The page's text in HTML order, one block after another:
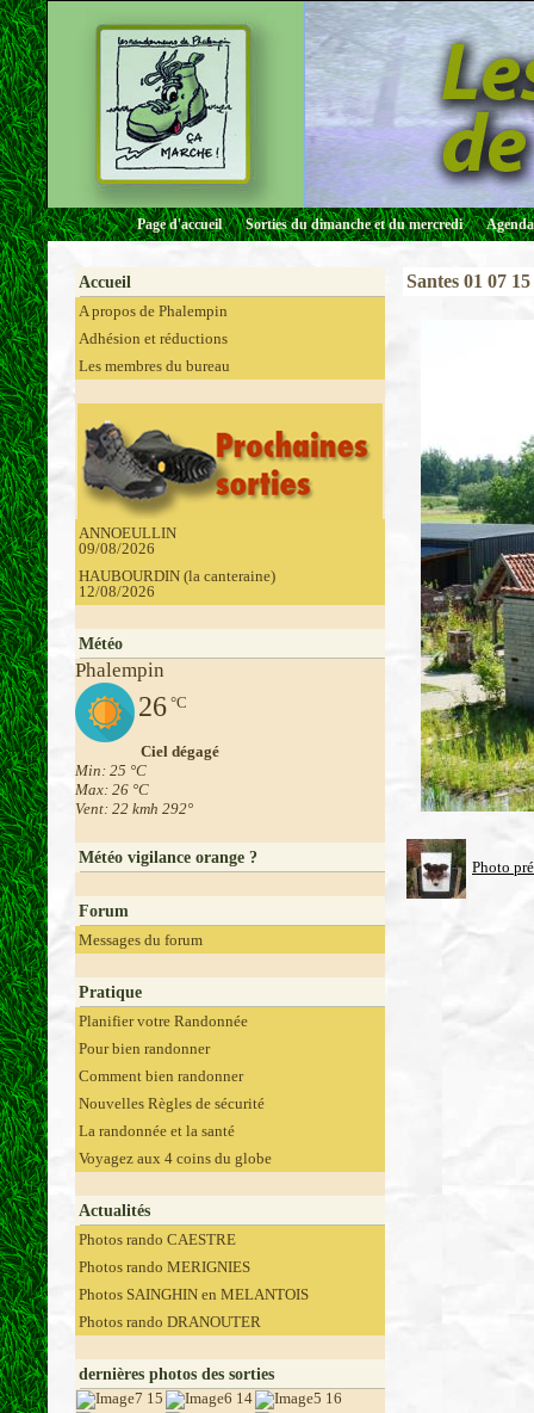
Page d'accueil Sorties du dimanche et du mercredi
Accueil
A propos de Phalempin
Adhésion et réductions
Les membres du bureau
ANNOEULLIN
09/08/2026
HAUBOURDIN (la canteraine)
12/08/2026
Météo
Phalempin
26 °C
Ciel dégagé
Min: 25 °C
Max: 26 °C
Vent: 22 kmh 292°
Météo vigilance orange ?
Forum
Messages du forum
Pratique
Planifier votre Randonnée
Pour bien randonner
Comment bien randonner
Nouvelles Règles de sécurité
La randonnée et la santé
Voyagez aux 4 coins du globe
Actualités
Photos rando CAESTRE
Photos rando MERIGNIES
Photos SAINGHIN en MELANTOIS
Photos rando DRANOUTER
dernières photos des sorties
Santes 01 07
Photo